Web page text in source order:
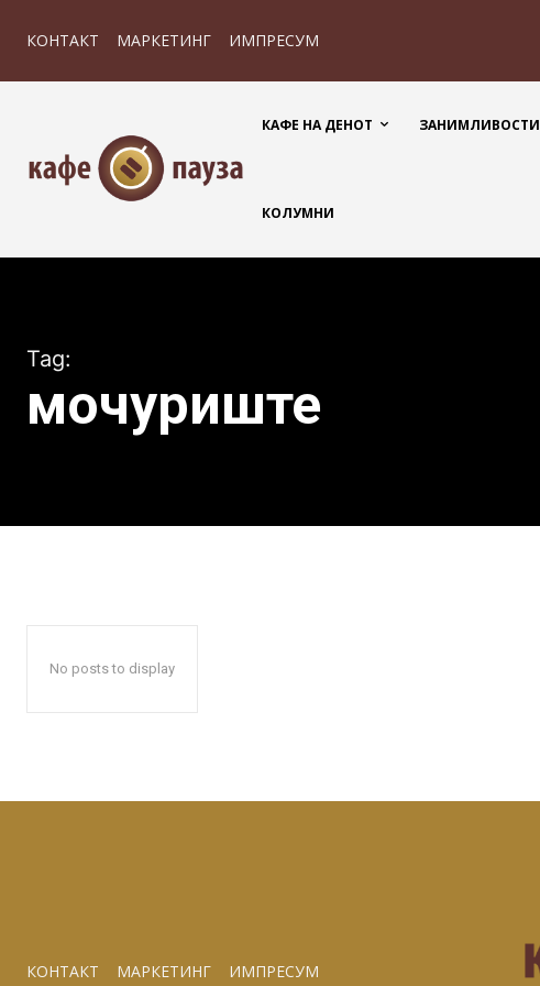
КОНТАКТ МАРКЕТИНГ ИМПРЕСУМ
КАФЕ НА ДЕНОТ ЗАНИМЛИВОСТИ
КОЛУМНИ
Tag:
мочуриште
No posts to display
КОНТАКТ МАРКЕТИНГ ИМПРЕСУМ